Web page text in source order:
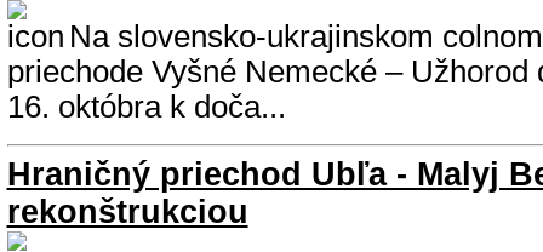
Na slovensko-ukrajinskom
priechode Vyšné Nemecké – Užhorod
16. októbra k doča...
Hraničný priechod Ubľa - Malyj
rekonštrukciou